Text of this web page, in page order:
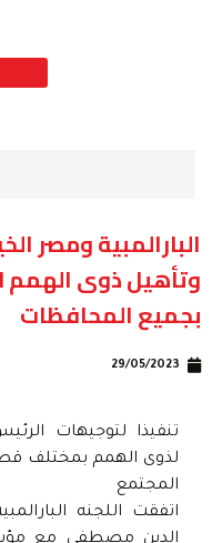
البارالمبية ومصر
وتأهيل ذوى
بجميع المحافظات
29/05/2023
تنفيذا لتوجيهات
لذوى الهمم بمختلف
المجتمع
اتفقت اللجنه
الدين مصطفى مع